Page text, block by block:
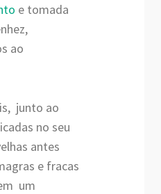
e tomada
ao
junto ao
no seu
antes
e fracas
um